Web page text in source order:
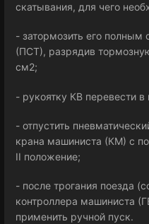
скатывания, для чего
- затормозить его
(ПСТ), разрядив
см2;
- рукоятку КВ перевести
- отпустить
крана машиниста (КМ) с
ІІ положение;
- после трогания поезда
контроллера машиниста
применить ручной пуск.